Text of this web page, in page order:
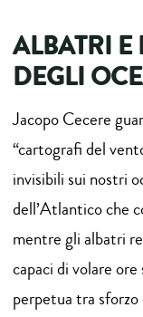
ALBATRI E
DEGLI
Jacopo Cecere
“cartografi del
invisibili sui nostri
dell’Atlantico che
mentre gli albatri
capaci di volare
perpetua tra sforzo